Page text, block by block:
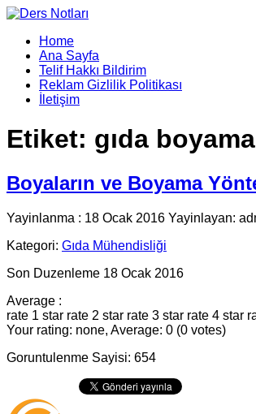
Home
Ana Sayfa
Telif Hakkı Bildirim
Reklam Gizlilik Politikası
İletişim
Etiket: gıda
Boyaların ve Boyama
Yayinlanma : 18 Ocak 2016 Yayinlayan:
Kategori: Gıda Mühendisliği
Son Duzenleme 18 Ocak 2016
Average :
rate 1 star rate 2 star rate 3 star rate 4 star
Your rating: none, Average: 0 (0 votes)
Goruntulenme Sayisi: 654